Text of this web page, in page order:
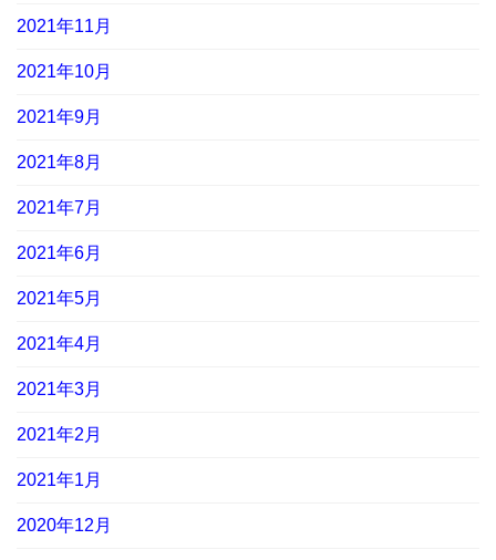
2021年11月
2021年10月
2021年9月
2021年8月
2021年7月
2021年6月
2021年5月
2021年4月
2021年3月
2021年2月
2021年1月
2020年12月